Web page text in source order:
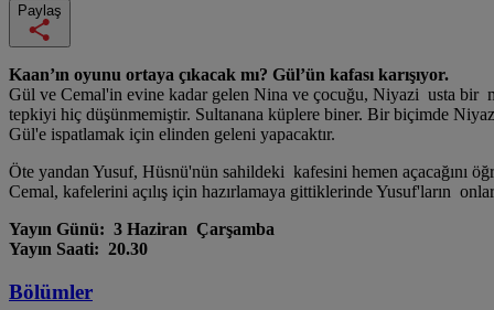
Paylaş
Kaan’ın oyunu ortaya çıkacak mı? Gül’ün kafası karışıyor.
Gül ve Cemal'in evine kadar gelen Nina ve çocuğu, Niyazi usta bir
tepkiyi hiç düşünmemiştir. Sultanana küplere biner. Bir biçimde
Gül'e ispatlamak için elinden geleni yapacaktır.
Öte yandan Yusuf, Hüsnü'nün sahildeki kafesini hemen açacağını
Cemal, kafelerini açılış için hazırlamaya gittiklerinde Yusuf'ların
Yayın Günü: 3 Haziran Çarşamba
Yayın Saati: 20.30
Bölümler